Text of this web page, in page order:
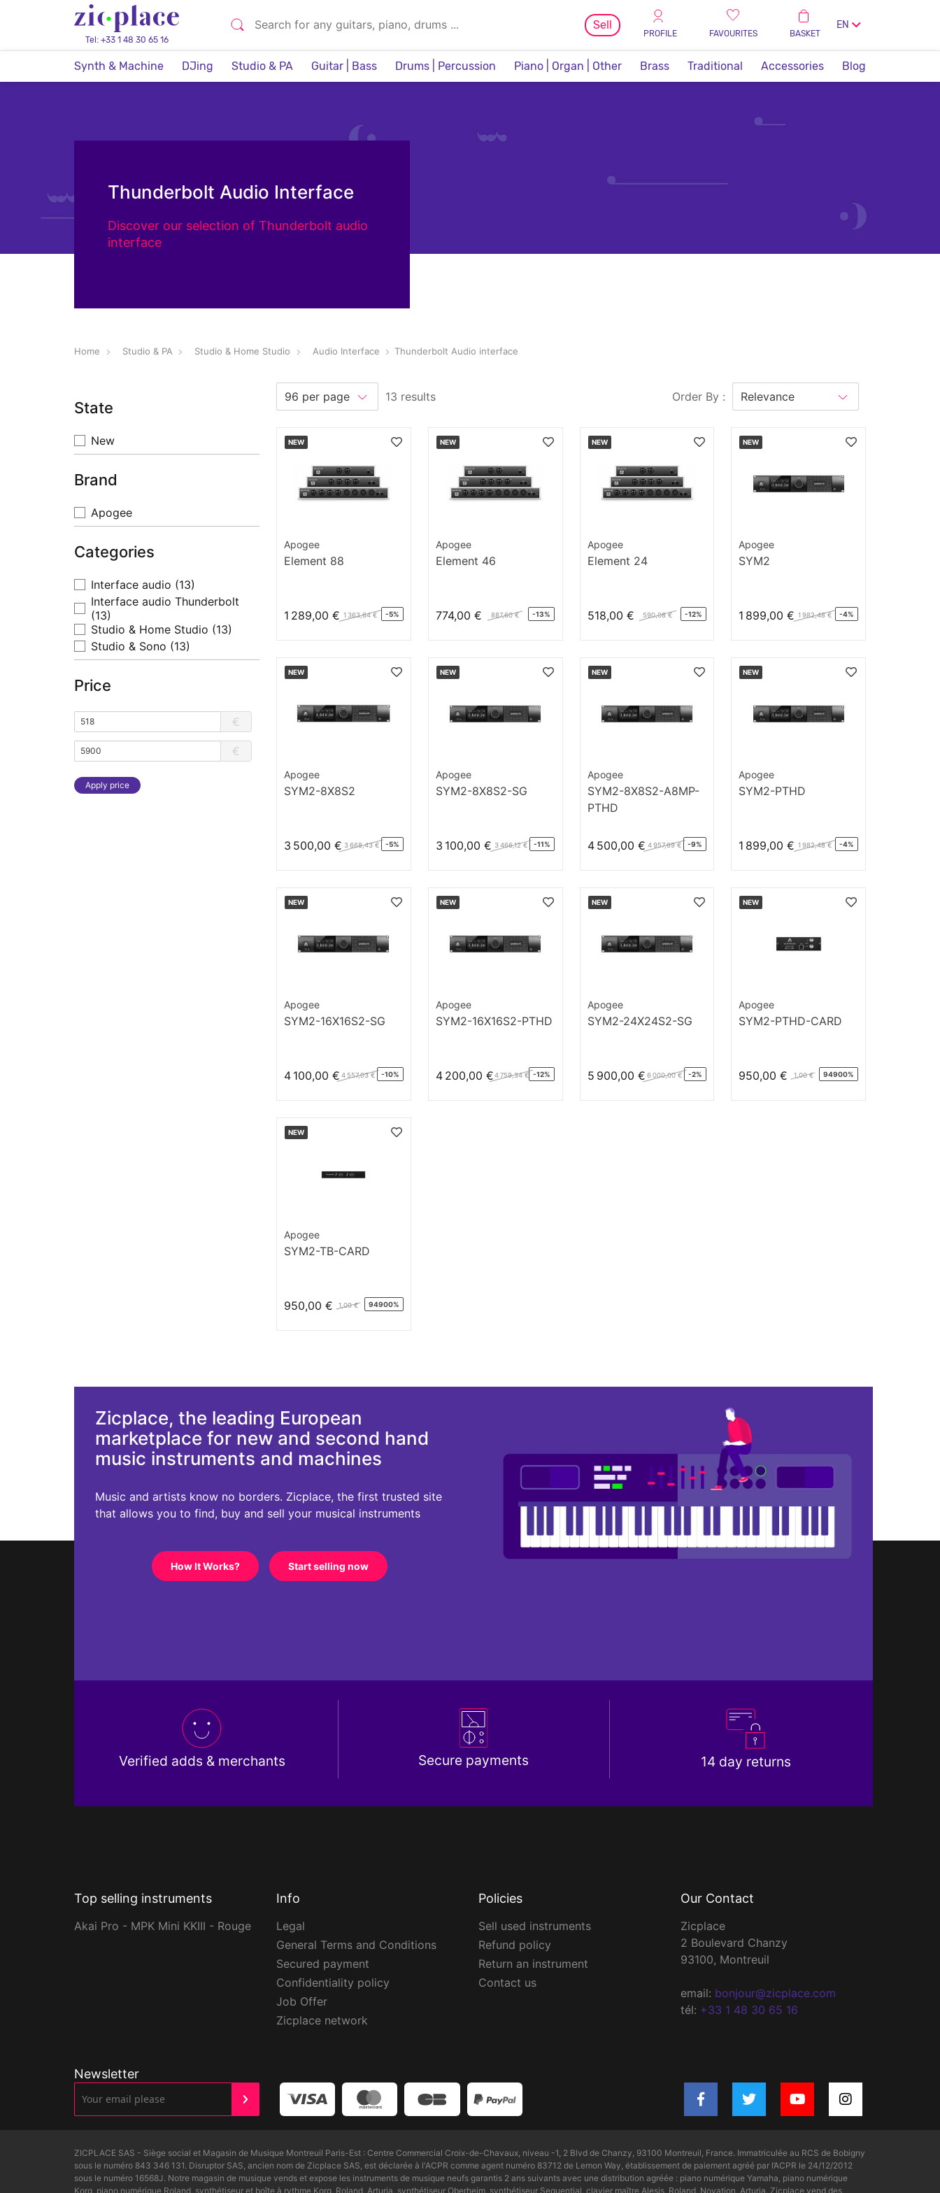
Tel: +33 1 48 30 65 16
Sell
PROFILE FAVOURITES BASKET
EN
Synth & Machine DJing Studio & PA Guitar | Bass Drums | Percussion Piano | Organ | Other Brass Traditional Accessories Blog
Thunderbolt Audio Interface
Discover our selection of Thunderbolt audio
interface
Home Studio & PA Studio & Home Studio Audio Interface Thunderbolt Audio interface
State
New
Brand
Apogee
Categories
Interface audio (13)
Interface audio Thunderbolt
(13)
Studio & Home Studio (13)
Studio & Sono (13)
Price
€
€
Apply price
13 results Order By :
NEW
Apogee
Element 88
1 289,00 € 1 363,64 € -5%
NEW
Apogee
Element 46
774,00 € 887,60 € -13%
NEW
Apogee
Element 24
518,00 € 590,08 € -12%
NEW
Apogee
SYM2
1 899,00 € 1 982,48 € -4%
NEW
Apogee
SYM2-8X8S2
3 500,00 € 3 668,43 € -5%
NEW
Apogee
SYM2-8X8S2-SG
3 100,00 € 3 466,12 € -11%
NEW
Apogee
SYM2-8X8S2-A8MP-
PTHD
4 500,00 € 4 957,69 € -9%
NEW
Apogee
SYM2-PTHD
1 899,00 € 1 982,48 € -4%
NEW
Apogee
SYM2-16X16S2-SG
4 100,00 € 4 557,03 € -10%
NEW
Apogee
SYM2-16X16S2-PTHD
4 200,00 €4 759,34 € -12%
NEW
Apogee
SYM2-24X24S2-SG
5 900,00 € 6 000,00 € -2%
NEW
Apogee
SYM2-PTHD-CARD
950,00 € 1,00 € 94900%
NEW
Apogee
SYM2-TB-CARD
950,00 € 1,00 € 94900%
Zicplace, the leading European
marketplace for new and second hand
music instruments and machines
Music and artists know no borders. Zicplace, the first trusted site
that allows you to find, buy and sell your musical instruments
How It Works? Start selling now
Verified adds & merchants Secure payments 14 day returns
Top selling instruments
Akai Pro - MPK Mini KKIII - Rouge
Info
Legal
General Terms and Conditions
Secured payment
Confidentiality policy
Job Offer
Zicplace network
Policies
Sell used instruments
Refund policy
Return an instrument
Contact us
Our Contact
Zicplace
2 Boulevard Chanzy
93100, Montreuil
email: bonjour@zicplace.com
tél: +33 1 48 30 65 16
Newsletter
ZICPLACE SAS - Siège social et Magasin de Musique Montreuil Paris-Est : Centre Commercial Croix-de-Chavaux, niveau -1, 2 Blvd de Chanzy, 93100 Montreuil, France. Immatriculée au RCS de Bobigny
sous le numéro 843 346 131. Disruptor SAS, ancien nom de Zicplace SAS, est déclarée à l'ACPR comme agent numéro 83712 de Lemon Way, établissement de paiement agréé par l’ACPR le 24/12/2012
sous le numéro 16568J. Notre magasin de musique vends et expose les instruments de musique neufs garantis 2 ans suivants avec une distribution agréée : piano numérique Yamaha, piano numérique
Korg, piano numérique Roland, synthétiseur et boîte à rythme Korg, Roland, Arturia, synthétiseur Oberheim, synthétiseur Sequential, clavier maître Alesis, Roland, Novation, Arturia. Zicplace vend des